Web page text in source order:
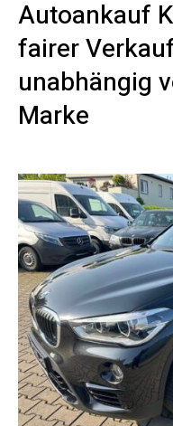
Autoankauf
fairer
unabhängig
Marke